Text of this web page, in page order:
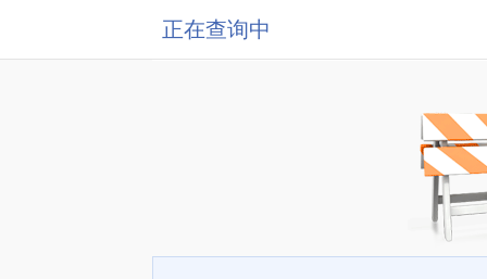
正在查询中